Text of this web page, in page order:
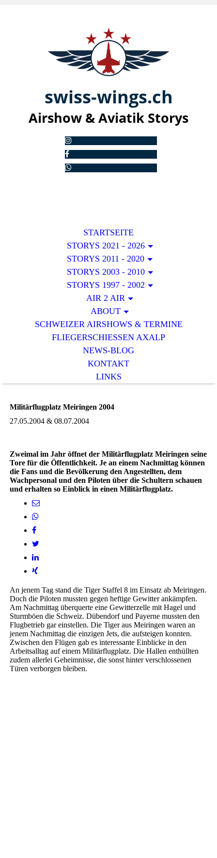
swiss-wings.ch
Airshow & Aviatik Storys
STARTSEITE
STORYS 2021 - 2026
STORYS 2011 - 2020
STORYS 2003 - 2010
STORYS 1997 - 2002
AIR 2 AIR
ABOUT
SCHWEIZER AIRSHOWS & TERMINE
FLIEGERSCHIESSEN AXALP
NEWS-BLOG
KONTAKT
LINKS
Militärflugplatz Meiringen 2004
27.05.2004 & 08.07.2004
Zweimal im Jahr öffnet der Militärflugplatz Meiringen seine
Tore für die Öffentlichkeit. Je an einem Nachmittag können
die Fans und die Bevölkerung den Angestellten, dem
Wachpersonal und den Piloten über die Schultern schauen
und erhalten so Einblick in einen Militärflugplatz.
An jenem Tag stand die Tiger Staffel 8 im Einsatz ab Meiringen.
Doch die Piloten mussten gegen heftige Gewitter ankämpfen.
Am Nachmittag überquerte eine Gewitterzelle mit Hagel und
Sturmböen die Schweiz. Dübendorf und Payerne mussten den
Flugbetrieb gar einstellen. Die Tiger aus Meiringen waren an
jenem Nachmittag die einzigen Jets, die aufsteigen konnten.
Zwischen den Flügen gab es interessante Einblicke in den
Arbeitsalltag auf einem Militärflugplatz. Die Hallen enthüllten
zudem allerlei Geheimnisse, die sonst hinter verschlossenen
Türen verborgen bleiben.